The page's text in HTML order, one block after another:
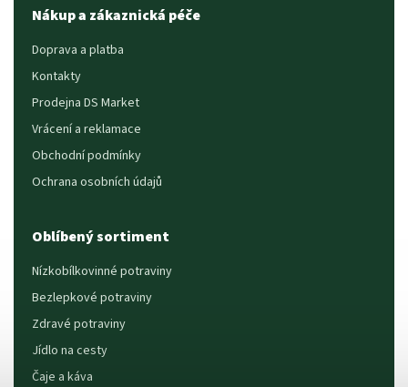
Nákup a zákaznická péče
Doprava a platba
Kontakty
Prodejna DS Market
Vrácení a reklamace
Obchodní podmínky
Ochrana osobních údajů
Oblíbený sortiment
Nízkobílkovinné potraviny
Bezlepkové potraviny
Zdravé potraviny
Jídlo na cesty
Čaje a káva